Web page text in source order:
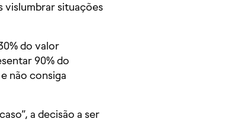
vislumbrar situações
do valor
90% do
não consiga
a decisão a ser